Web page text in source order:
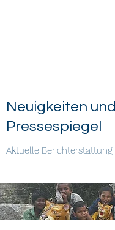
Neuigkeiten und
Pressespiegel
Aktuelle Berichterstattung